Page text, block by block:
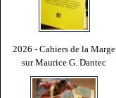
2026 - Cahiers de la Marge
sur Maurice G. Dantec